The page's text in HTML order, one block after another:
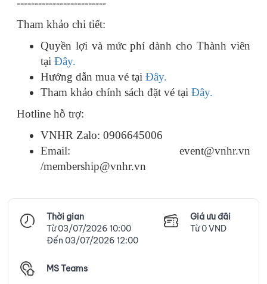
Tham khảo chi tiết:
Quyền lợi và mức phí dành cho Thành viên
tạiĐây.
Hướng dẫn mua vé tạiĐây.
Tham khảo chính sách đặt vé tạiĐây.
Hotline hỗ trợ:
VNHR Zalo: 0906645006
Email: event@vnhr.vn
/membership@vnhr.vn
Thời gian
Từ 03/07/2026 10:00
Đến 03/07/2026 12:00
Giá ưu đãi
Từ 0 VND
MS Teams